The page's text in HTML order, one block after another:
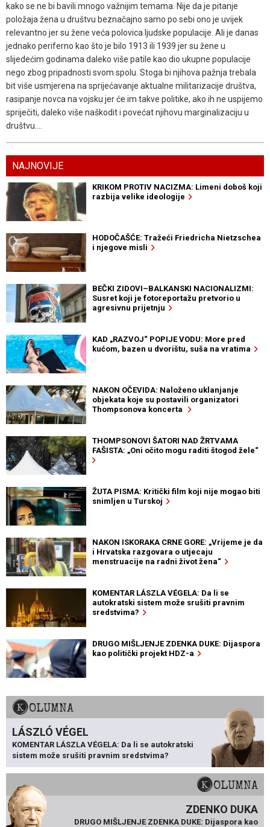
kako se ne bi bavili mnogo važnijim temama. Nije da je pitanje
položaja žena u društvu beznačajno samo po sebi ono je uvijek
relevantno jer su žene veća polovica ljudske populacije. Ali je danas
jednako periferno kao što je bilo 1913 ili 1939 jer su žene u
slijedećim godinama daleko više patile kao dio ukupne populacije
nego zbog pripadnosti svom spolu. Stoga bi njihova pažnja trebala
bit više usmjerena na sprijećavanje aktualne militarizacije društva,
rasipanje novca na vojsku jer će im takve politike, ako ih ne uspijemo
spriječiti, daleko više naškodit i povećat njihovu marginalizaciju u
društvu....
NAJNOVIJE
KRIKOM PROTIV NACIZMA: Limeni doboš koji
razbija velike ideologije
HODOČAŠĆE: Tražeći Friedricha Nietzschea
i njegove misli
BEČKI ZIDOVI–BALKANSKI NACIONALIZMI:
Susret koji je fotoreportažu pretvorio u
agresivnu prijetnju
KAD „RAZVOJ“ POPIJE VODU: More pred
kućom, bazen u dvorištu, suša na vratima
NAKON OČEVIDA: Naloženo uklanjanje
objekata koje su postavili organizatori
Thompsonova koncerta
THOMPSONOVI ŠATORI NAD ŽRTVAMA
FAŠISTA: „Oni očito mogu raditi štogod žele“
ŽUTA PISMA: Kritički film koji nije mogao biti
snimljen u Turskoj
NAKON ISKORAKA CRNE GORE: „Vrijeme je da
i Hrvatska razgovara o utjecaju
menstruacije na radni život žena“
KOMENTAR LÁSZLA VÉGELA: Da li se
autokratski sistem može srušiti pravnim
sredstvima?
DRUGO MIŠLJENJE ZDENKA DUKE: Dijaspora
kao politički projekt HDZ-a
KOLUMNA
LÁSZLÓ VÉGEL
KOMENTAR LÁSZLA VÉGELA: Da li se autokratski
sistem može srušiti pravnim sredstvima?
KOLUMNA
ZDENKO DUKA
DRUGO MIŠLJENJE ZDENKA DUKE: Dijaspora kao